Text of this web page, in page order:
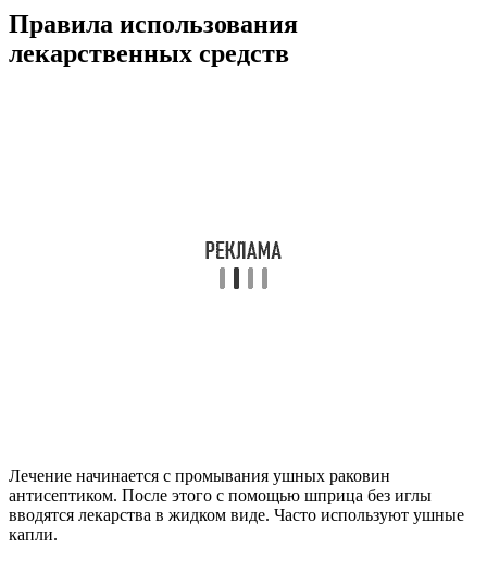
Правила использования
лекарственных средств
Лечение начинается с промывания ушных раковин
антисептиком. После этого с помощью шприца без иглы
вводятся лекарства в жидком виде. Часто используют ушные
капли.